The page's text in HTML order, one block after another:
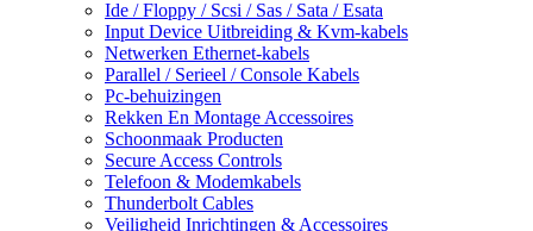
Ide / Floppy / Scsi / Sas / Sata / Esata
Input Device Uitbreiding & Kvm-kabels
Netwerken Ethernet-kabels
Parallel / Serieel / Console Kabels
Pc-behuizingen
Rekken En Montage Accessoires
Schoonmaak Producten
Secure Access Controls
Telefoon & Modemkabels
Thunderbolt Cables
Veiligheid Inrichtingen & Accessoires